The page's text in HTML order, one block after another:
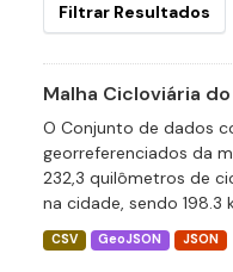
Filtrar Resultados
Malha Cicloviária
O Conjunto de dados
georreferenciados da
232,3 quilômetros de
na cidade, sendo 198.3
CSV GeoJSON JSON